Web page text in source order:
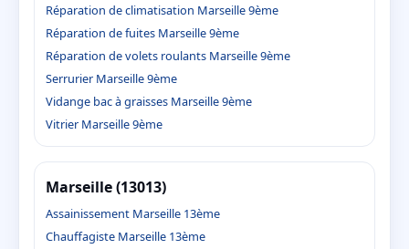
Réparation de climatisation Marseille 9ème
Réparation de fuites Marseille 9ème
Réparation de volets roulants Marseille 9ème
Serrurier Marseille 9ème
Vidange bac à graisses Marseille 9ème
Vitrier Marseille 9ème
Marseille (13013)
Assainissement Marseille 13ème
Chauffagiste Marseille 13ème